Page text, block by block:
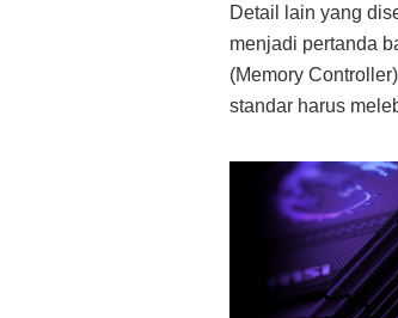
Detail lain yang
menjadi pertanda
(Memory
standar harus